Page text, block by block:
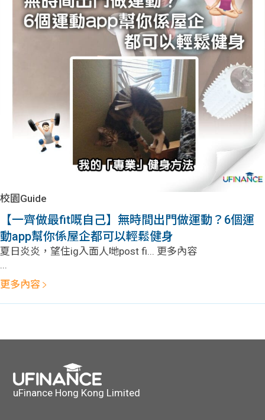
網上
私人
貸款
貸款
計數
機
校園
Gui
de
理財
Gui
de
貸款
101
校園Guide
【一齊做最fit嘅自己】無時間出門做運動？6個運
動app幫你係屋企都可以輕鬆健身
夏日炎炎，望住ig入面人哋post fi... 更多內容
...
更多內容
uFinance Hong Kong Limited